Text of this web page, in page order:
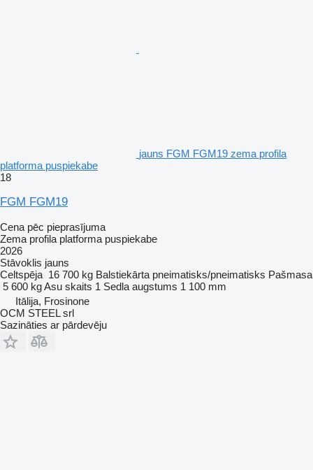
jauns FGM FGM19 zema profila
platforma puspiekabe
18
FGM FGM19
Cena pēc pieprasījuma
Zema profila platforma puspiekabe
2026
Stāvoklis jauns
Celtspēja 16 700 kg Balstiekārta pneimatisks/pneimatisks Pašmasa
5 600 kgAsu skaits 1 Sedla augstums 1 100 mm
Itālija, Frosinone
OCM STEEL srl
Sazināties ar pārdevēju